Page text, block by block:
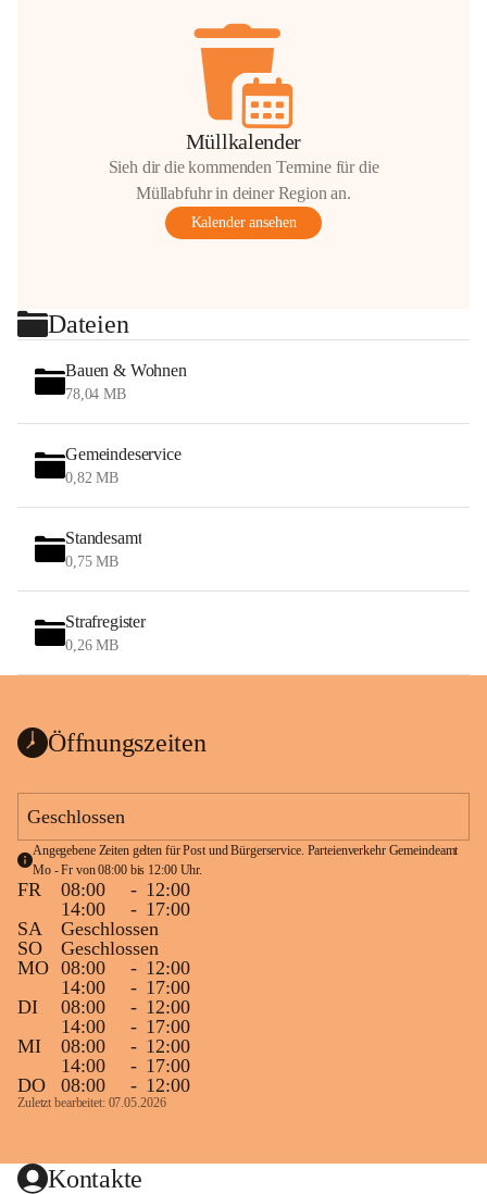
Müllkalender
Sieh dir die kommenden Termine für die
Müllabfuhr in deiner Region an.
Kalender ansehen
Dateien
Bauen & Wohnen
78,04 MB
Gemeindeservice
0,82 MB
Standesamt
0,75 MB
Strafregister
0,26 MB
Öffnungszeiten
Geschlossen
Angegebene Zeiten gelten für Post und Bürgerservice. Parteienverkehr Gemeindeamt
Mo - Fr von 08:00 bis 12:00 Uhr.
FR 08:00 - 12:00
14:00
- 17:00
SA
Geschlossen
SO
Geschlossen
MO 08:00 - 12:00
14:00
- 17:00
DI
08:00 - 12:00
14:00
- 17:00
MI
08:00 - 12:00
14:00
- 17:00
DO
08:00 - 12:00
Zuletzt bearbeitet: 07.05.2026
Kontakte